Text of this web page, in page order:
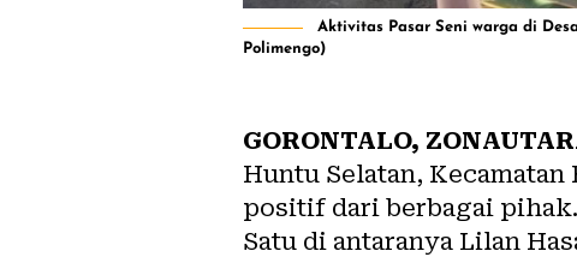
Aktivitas Pasar Seni warga di
Polimengo)
GORONTALO,
Huntu Selatan,
positif dari berbagai pihak.
Satu di antaranya Lilan